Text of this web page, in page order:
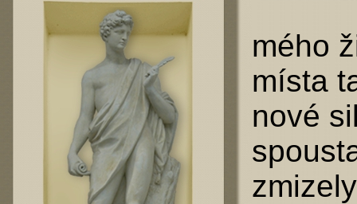
mého
místa
nové